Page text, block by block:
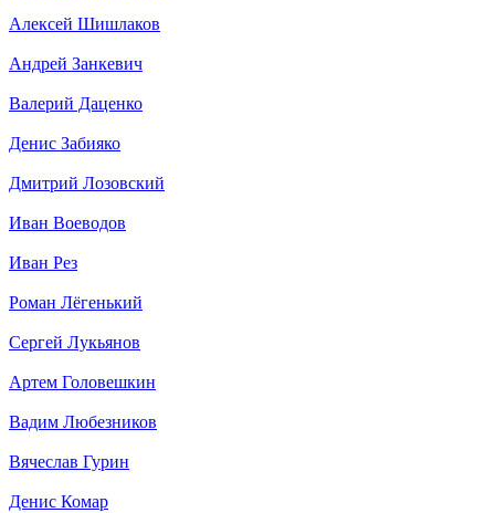
Алексей Шишлаков
Андрей Занкевич
Валерий Даценко
Денис Забияко
Дмитрий Лозовский
Иван Воеводов
Иван Рез
Роман Лёгенький
Сергей Лукьянов
Артем Головешкин
Вадим Любезников
Вячеслав Гурин
Денис Комар